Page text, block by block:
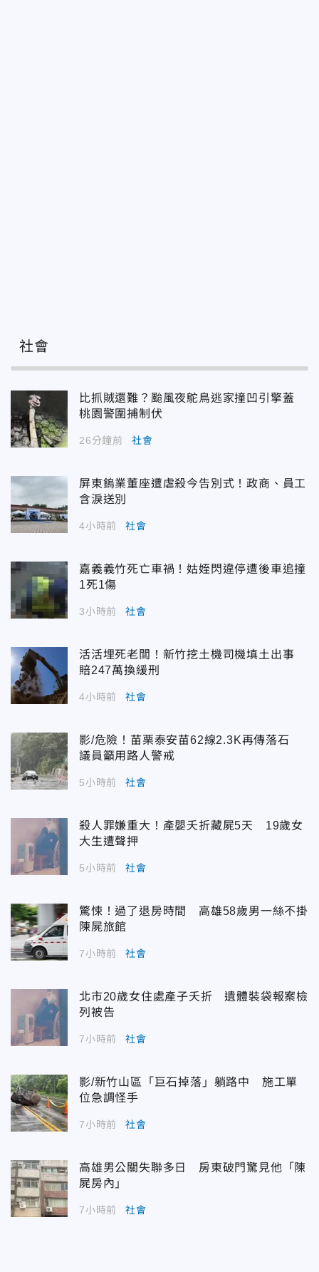
社會
比抓賊還難？颱風夜鴕鳥逃家撞凹引擎蓋
桃園警圍捕制伏
26分鐘前 社會
屏東鎢業董座遭虐殺今告別式！政商、員工
含淚送別
4小時前 社會
嘉義義竹死亡車禍！姑姪閃違停遭後車追撞
1死1傷
3小時前 社會
活活埋死老闆！新竹挖土機司機填土出事
賠247萬換緩刑
4小時前 社會
影/危險！苗栗泰安苗62線2.3K再傳落石
議員籲用路人警戒
5小時前 社會
殺人罪嫌重大！產嬰夭折藏屍5天 19歲女
大生遭聲押
5小時前 社會
驚悚！過了退房時間 高雄58歲男一絲不掛
陳屍旅館
7小時前 社會
北市20歲女住處產子夭折 遺體裝袋報案檢
列被告
7小時前 社會
影/新竹山區「巨石掉落」躺路中 施工單
位急調怪手
7小時前 社會
高雄男公關失聯多日 房東破門驚見他「陳
屍房內」
7小時前 社會